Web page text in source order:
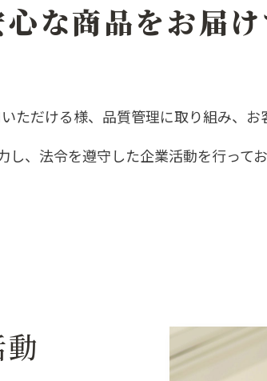
な商品をお届
ただける様、品質管理に取り組み、
し、法令を遵守した企業活動を行って